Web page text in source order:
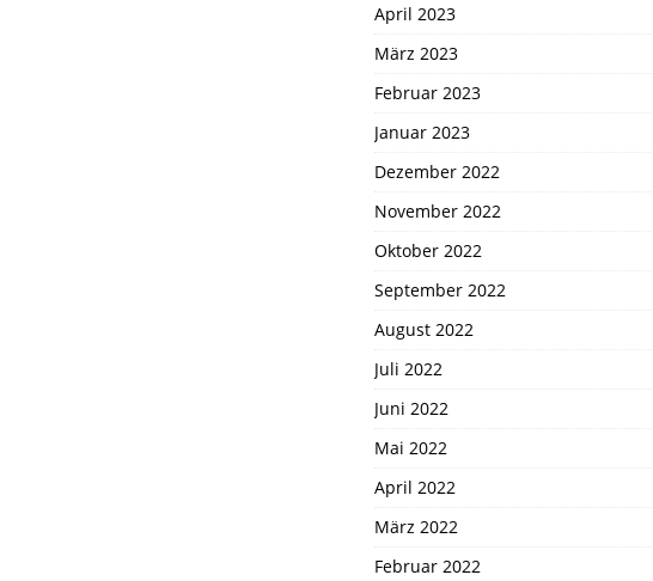
April 2023
März 2023
Februar 2023
Januar 2023
Dezember 2022
November 2022
Oktober 2022
September 2022
August 2022
Juli 2022
Juni 2022
Mai 2022
April 2022
März 2022
Februar 2022